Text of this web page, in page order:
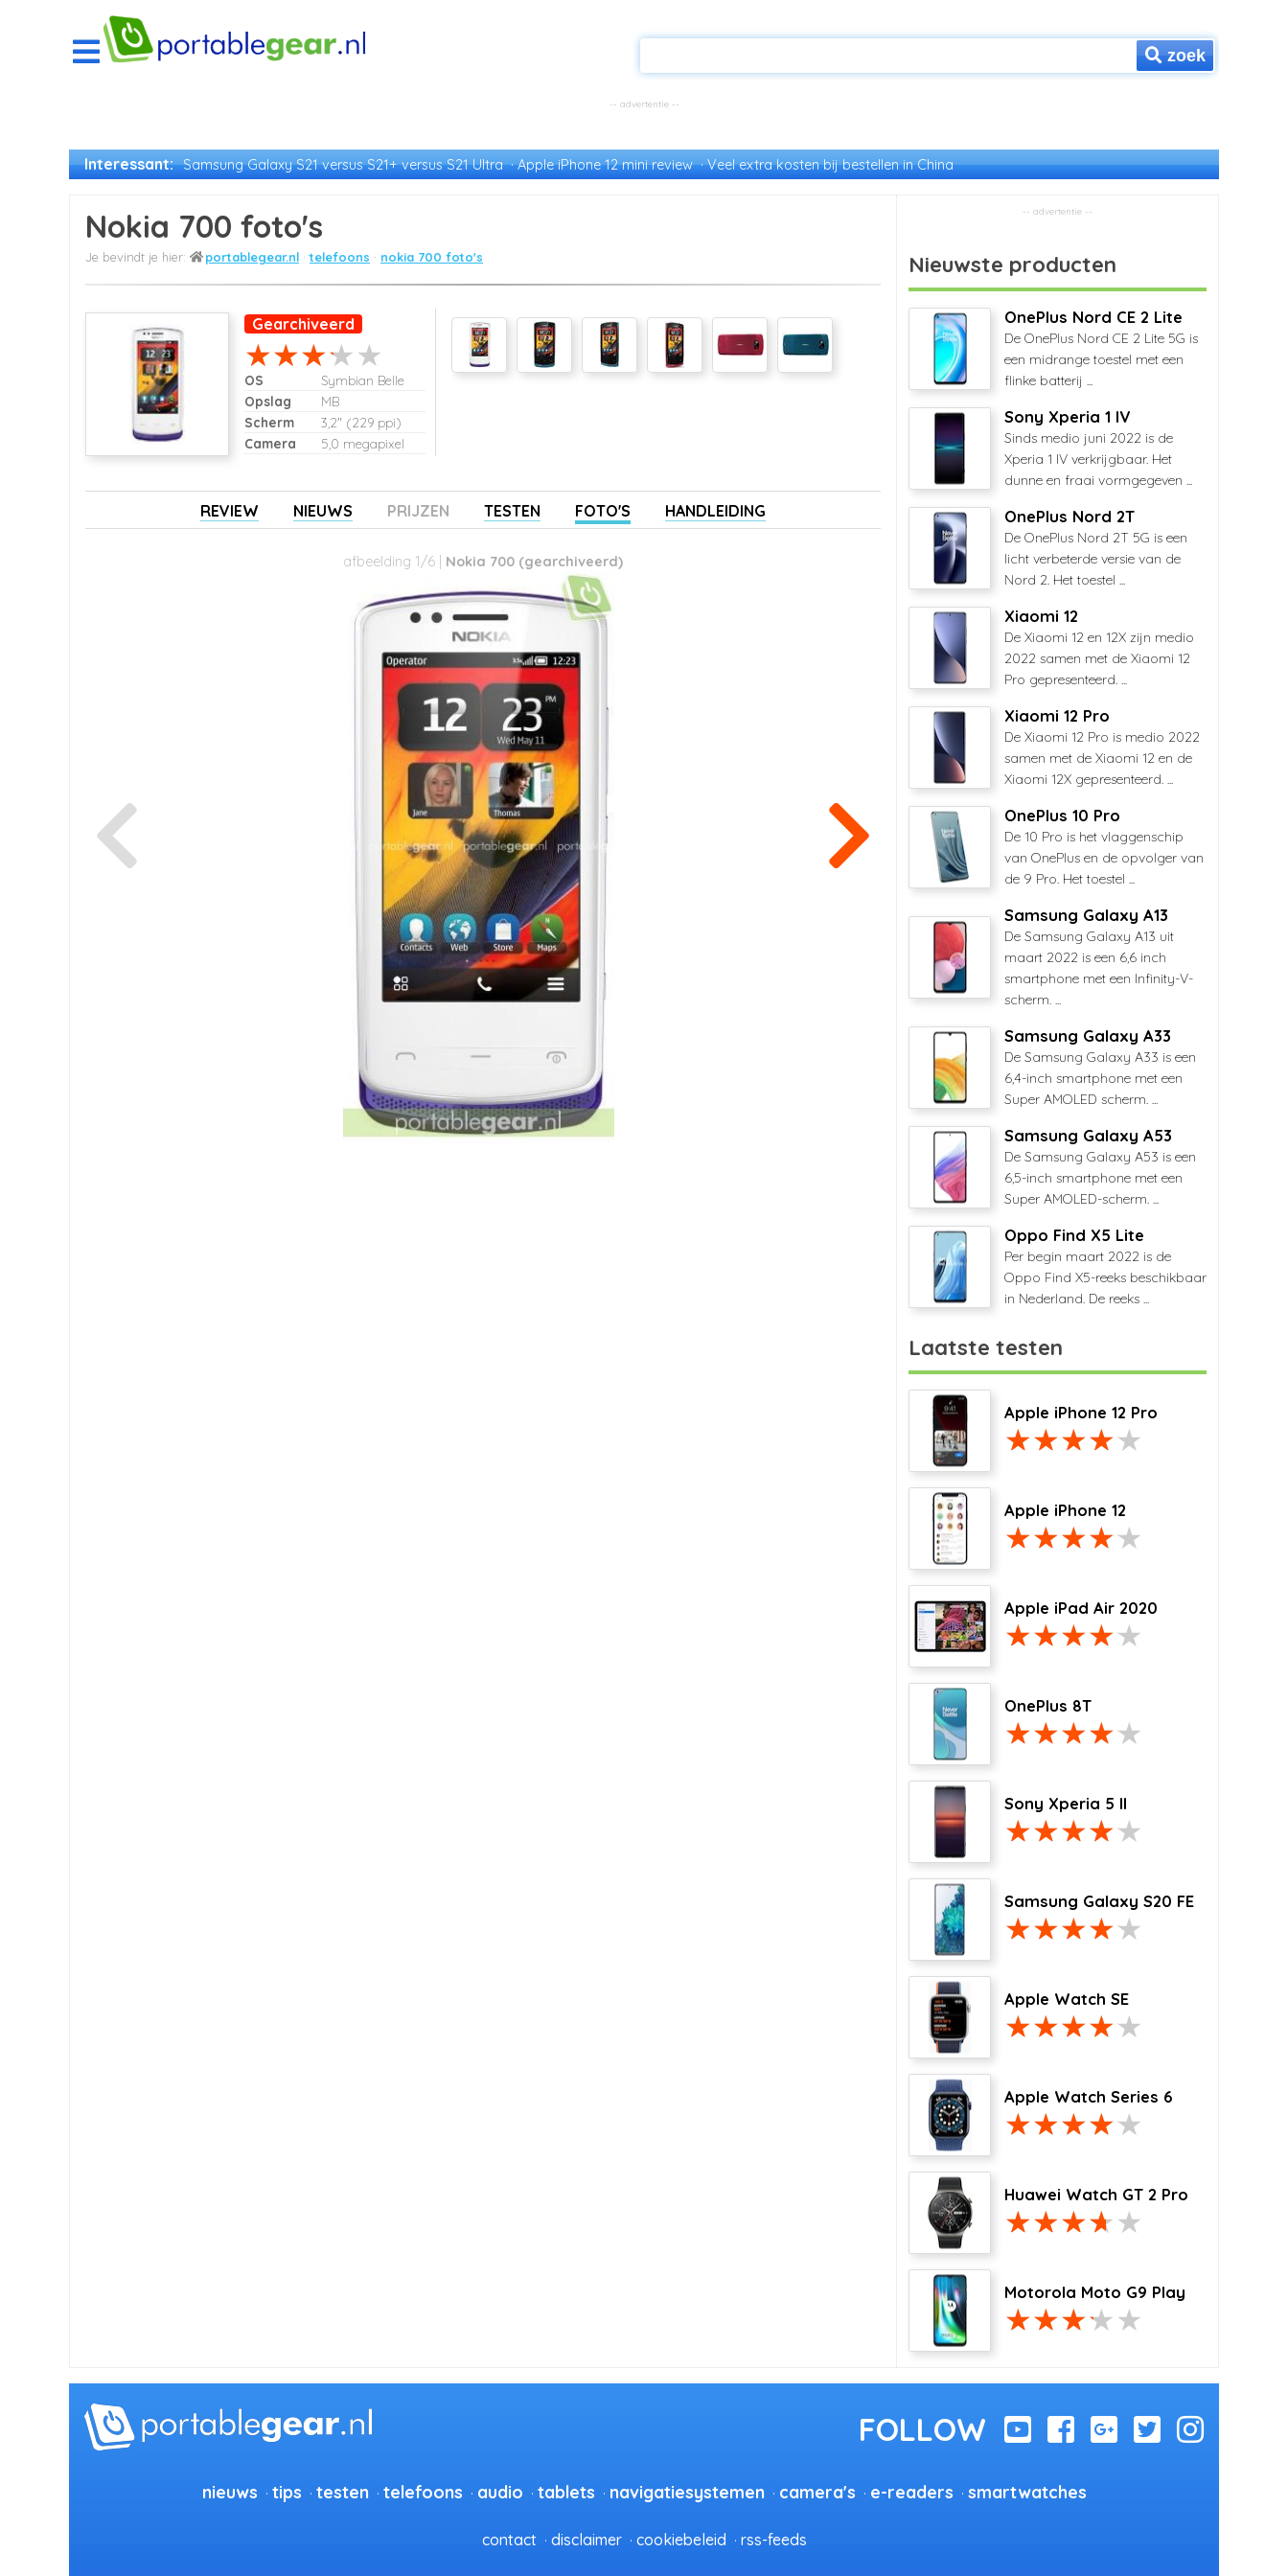
zoek
Interessant: Samsung Galaxy S21 versus S21+ versus S21 Ultra Apple iPhone 12 mini review Veel extra kosten bij bestellen in China
Nokia 700 foto's
portablegear.nl telefoons nokia 700 foto's
Gearchiveerd
OS
Symbian Belle
Opslag
MB
Scherm
3,2" (229 ppi)
Camera
5,0 megapixel
REVIEW NIEUWS PRIJZEN TESTEN FOTO'S HANDLEIDING
afbeelding 1/6 | Nokia 700 (gearchiveerd)
Nieuwste producten
OnePlus Nord CE 2 Lite
De OnePlus Nord CE 2 Lite 5G is
een midrange toestel met een
flinke batterij ...
Sony Xperia 1 IV
Sinds medio juni 2022 is de
Xperia 1 IV verkrijgbaar. Het
dunne en fraai vormgegeven ...
OnePlus Nord 2T
De OnePlus Nord 2T 5G is een
licht verbeterde versie van de
Nord 2. Het toestel ...
Xiaomi 12
De Xiaomi 12 en 12X zijn medio
2022 samen met de Xiaomi 12
Pro gepresenteerd. ...
Xiaomi 12 Pro
De Xiaomi 12 Pro is medio 2022
samen met de Xiaomi 12 en de
Xiaomi 12X gepresenteerd. ...
OnePlus 10 Pro
De 10 Pro is het vlaggenschip
van OnePlus en de opvolger van
de 9 Pro. Het toestel ...
Samsung Galaxy A13
De Samsung Galaxy A13 uit
maart 2022 is een 6,6 inch
smartphone met een Infinity-V-
scherm. ...
Samsung Galaxy A33
De Samsung Galaxy A33 is een
6,4-inch smartphone met een
Super AMOLED scherm. ...
Samsung Galaxy A53
De Samsung Galaxy A53 is een
6,5-inch smartphone met een
Super AMOLED-scherm. ...
Oppo Find X5 Lite
Per begin maart 2022 is de
Oppo Find X5-reeks beschikbaar
in Nederland. De reeks ...
Laatste testen
Apple iPhone 12 Pro
Apple iPhone 12
Apple iPad Air 2020
OnePlus 8T
Sony Xperia 5 II
Samsung Galaxy S20 FE
Apple Watch SE
Apple Watch Series 6
Huawei Watch GT 2 Pro
Motorola Moto G9 Play
nieuws tips testen telefoons audio tablets navigatiesystemen camera's e-readers smartwatches
contact disclaimer cookiebeleid rss-feeds